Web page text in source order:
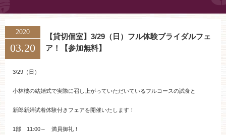
ご成約済み・
0258-66-3155
11:00～19:00（火、水曜定休）
2020
03.20
【貸切個室】3/29（日）フル体験ブライダルフェ
ア！【参加無料】
3/29（日）
小林樓の結婚式で実際に召し上がっていただいているフルコースの試食と
新郎新婦試着体験付きフェアを開催いたします！
1部 11:00～ 満員御礼！